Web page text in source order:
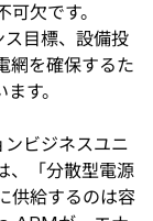
欠です。
目標、設備投
網を確保するた
す。
ビジネスユニ
、「分散型電源
供給するのは容